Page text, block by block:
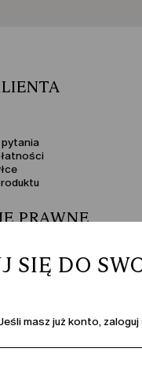
PRAWNE
SIĘ DO
masz już konto, zaloguj